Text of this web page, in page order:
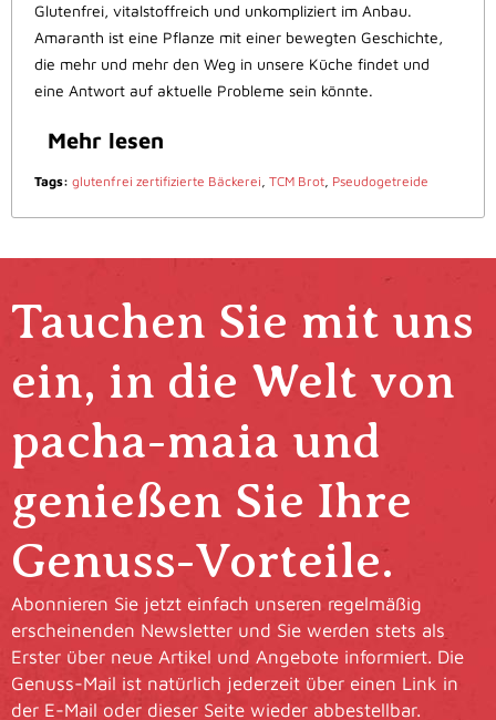
Glutenfrei, vitalstoffreich und unkompliziert im Anbau.
Amaranth ist eine Pflanze mit einer bewegten Geschichte,
die mehr und mehr den Weg in unsere Küche findet und
eine Antwort auf aktuelle Probleme sein könnte.
Mehr lesen
Tags: glutenfrei zertifizierte Bäckerei, TCM Brot, Pseudogetreide
Tauchen Sie mit uns
ein, in die Welt von
pacha-maia und
genießen Sie Ihre
Genuss-Vorteile.
Abonnieren Sie jetzt einfach unseren regelmäßig
erscheinenden Newsletter und Sie werden stets als
Erster über neue Artikel und Angebote informiert. Die
Genuss-Mail ist natürlich jederzeit über einen Link in
der E-Mail oder dieser Seite wieder abbestellbar.